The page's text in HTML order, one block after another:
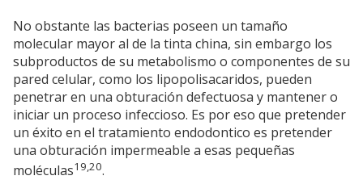
No obstante las bacterias poseen un tamaño
molecular mayor al de la tinta china, sin embargo los
subproductos de su metabolismo o componentes de su
pared celular, como los lipopolisacaridos, pueden
penetrar en una obturación defectuosa y mantener o
iniciar un proceso infeccioso. Es por eso que pretender
un éxito en el tratamiento endodontico es pretender
una obturación impermeable a esas pequeñas
moléculas19,20.